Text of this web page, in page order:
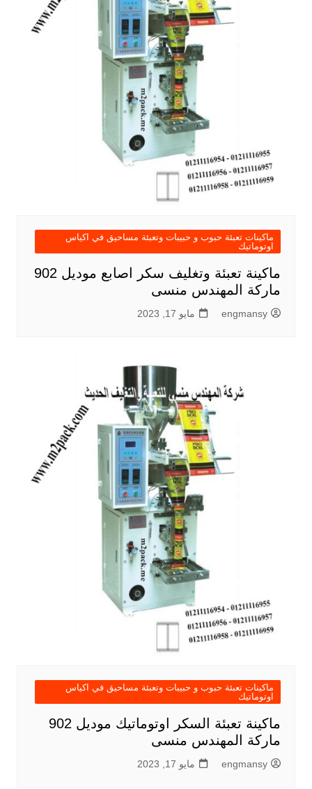
ماكينات تعبئة حبوب و حبيبات وتعبئة مساحيق في اكياس
اوتوماتيك
ماكينة تعبئة وتغليف سكر اصابع موديل 902
ماركة المهندس منسى
engmansy مايو 17, 2023
ماكينات تعبئة حبوب و حبيبات وتعبئة مساحيق في اكياس
اوتوماتيك
ماكينة تعبئة السكر اوتوماتيك موديل 902
ماركة المهندس منسى
engmansy مايو 17, 2023